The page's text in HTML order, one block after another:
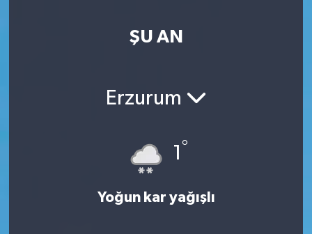
ŞU AN
Erzurum
1°
Yoğun kar yağışlı